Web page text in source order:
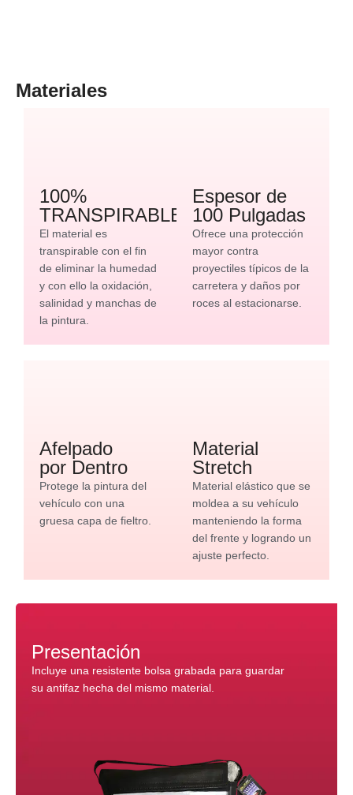
Materiales
100%
TRANSPIRABLE
El material es
transpirable con el fin
de eliminar la humedad
y con ello la oxidación,
salinidad y manchas de
la pintura.
Espesor de
100 Pulgadas
Ofrece una protección
mayor contra
proyectiles típicos de la
carretera y daños por
roces al estacionarse.
Afelpado
por Dentro
Protege la pintura del
vehículo con una
gruesa capa de fieltro.
Material
Stretch
Material elástico que se
moldea a su vehículo
manteniendo la forma
del frente y logrando un
ajuste perfecto.
Presentación
Incluye una resistente bolsa grabada para guardar
su antifaz hecha del mismo material.